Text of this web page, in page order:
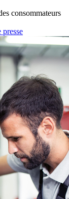
consommateurs